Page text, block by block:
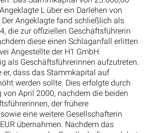
L über ein Darlehen von
Angeklagte fand schließlich als
die zur offiziellen Geschäftsführerin
diese einen Schlaganfall erlitten
Angestellte der H1 GmbH
als Geschäftsführerinnen aufzutreten.
dass das Stammkapital auf
werden sollte. Dies erfolgte durch
von April 2000, nachdem die beiden
der frühere
eine weitere Gesellschafterin
übernahmen. Nachdem das